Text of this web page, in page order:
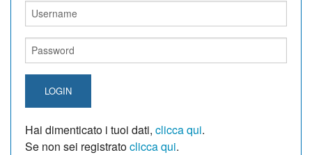
LOGIN
Hai dimenticato i tuoi dati, clicca qui.
Se non sei registratoclicca qui.